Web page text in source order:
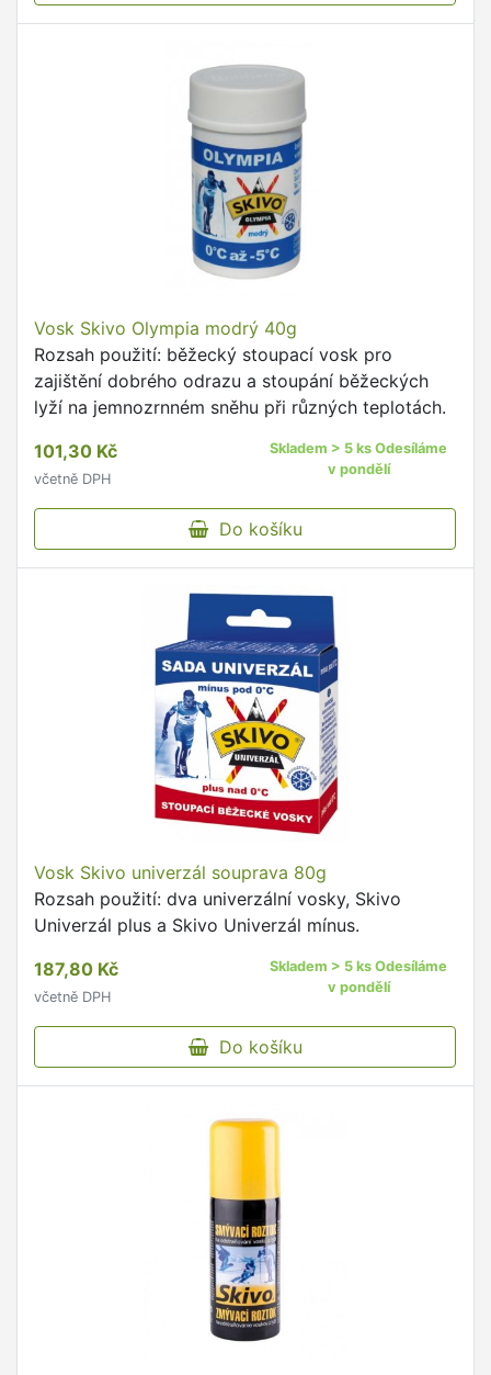
Vosk Skivo Olympia modrý 40g
Rozsah použití: běžecký stoupací vosk pro
zajištění dobrého odrazu a stoupání běžeckých
lyží na jemnozrnném sněhu při různých teplotách.
101,30 Kč
včetně DPH
Skladem > 5 ks Odesíláme
v pondělí
Do košíku
Vosk Skivo univerzál souprava 80g
Rozsah použití: dva univerzální vosky, Skivo
Univerzál plus a Skivo Univerzál mínus.
187,80 Kč
včetně DPH
Skladem > 5 ks Odesíláme
v pondělí
Do košíku